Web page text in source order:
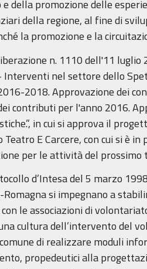
della promozione delle
della regione, al fine di
la promozione e la
n. 1110 dell'11 luglio
Interventi nel settore dello
2018. Approvazione dei
contributi per l'anno 2016.
in cui si approva il
E Carcere, con cui si è
per le attività del prossimo
d’Intesa del 5 marzo
Romagna si impegnano a
le associazioni di
cultura dell’intervento del
di realizzare moduli
propedeutici alla